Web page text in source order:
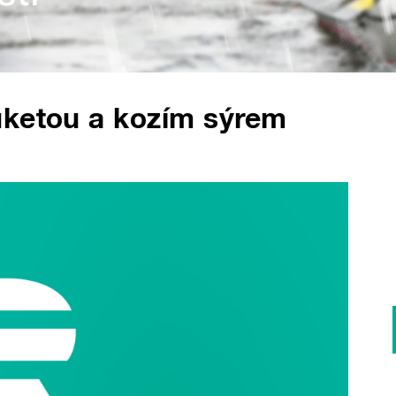
a kozím sýrem